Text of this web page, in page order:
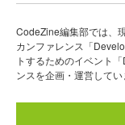
CodeZine編集部では、
カンファレンス「
トするためのイベント
ンスを企画・運営してい